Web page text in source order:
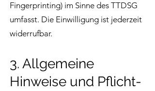
Fingerprinting) im Sinne des TTDSG
umfasst. Die Einwilligung ist jederzeit
widerrufbar.
3. Allgemeine
Hinweise und Pflicht­